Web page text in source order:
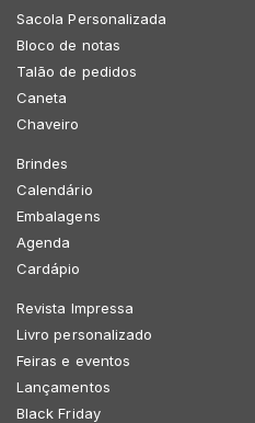
Sacola Personalizada
Bloco de notas
Talão de pedidos
Caneta
Chaveiro
Brindes
Calendário
Embalagens
Agenda
Cardápio
Revista Impressa
Livro personalizado
Feiras e eventos
Lançamentos
Black Friday